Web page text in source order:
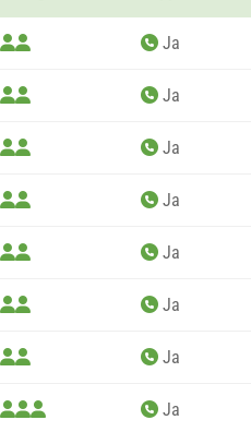
Ja
Ja
Ja
Ja
Ja
Ja
Ja
Ja